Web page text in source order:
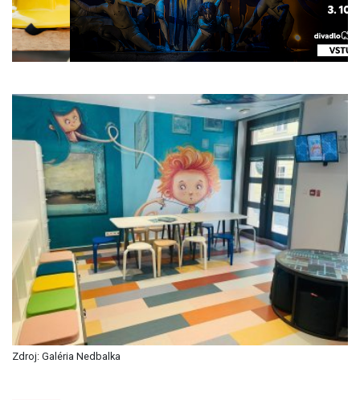
Zdroj: Galéria Nedbalka